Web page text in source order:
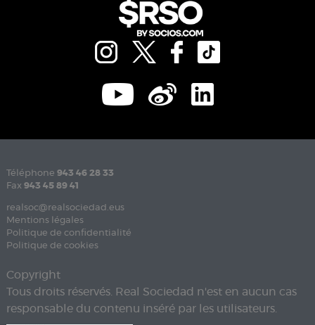
Téléphone 943 46 28 33
Fax 943 45 89 41
realsoc@realsociedad.eus
Mentions légales
Politique de confidentialité
Politique de cookies
Copyright
Tous droits réservés. Real Sociedad n'est en aucun cas
responsable du contenu inséré par les utilisateurs.